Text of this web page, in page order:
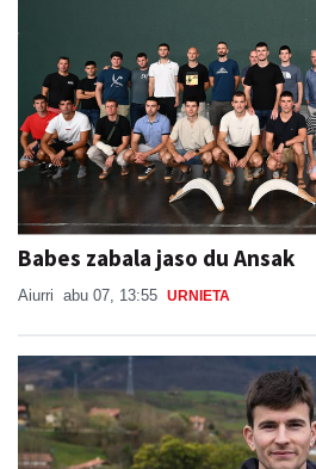
Babes zabala jaso du Ansak
Aiurri abu 07, 13:55 URNIETA